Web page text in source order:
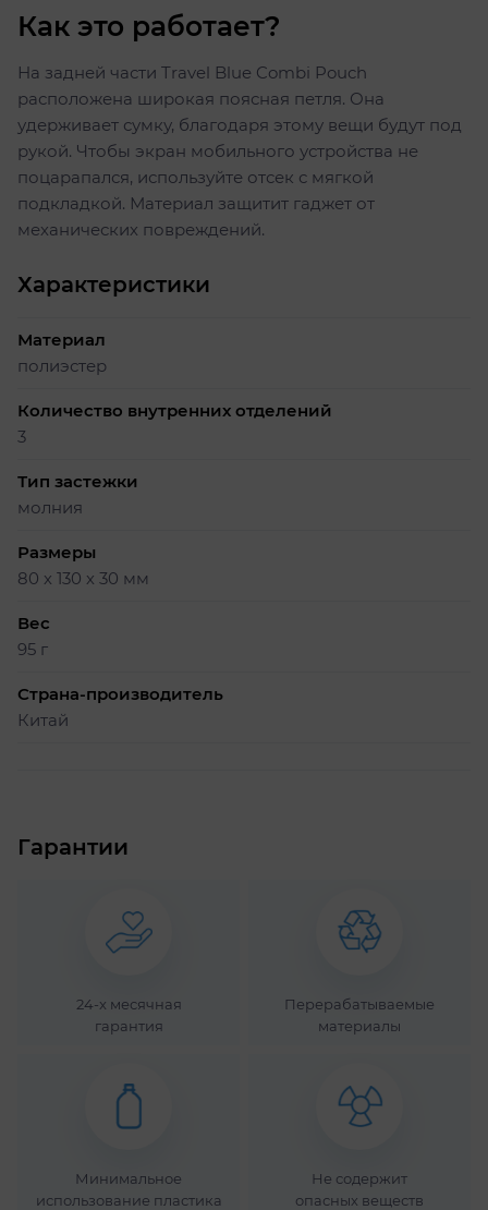
Как это работает?
На задней части Travel Blue Combi Pouch
расположена широкая поясная петля. Она
удерживает сумку, благодаря этому вещи будут под
рукой. Чтобы экран мобильного устройства не
поцарапался, используйте отсек с мягкой
подкладкой. Материал защитит гаджет от
механических повреждений.
Характеристики
Материал
полиэстер
Количество внутренних отделений
3
Тип застежки
молния
Размеры
80 х 130 х 30 мм
Вес
95 г
Страна-производитель
Китай
Гарантии
24-x месячная
гарантия
Перерабатываемые
материалы
Минимальное
использование пластика
Не содержит
опасных веществ